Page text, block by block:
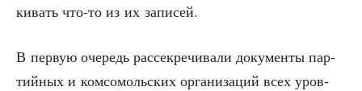
ки­вать что-то из их записей.
В первую оче­редь рас­сек­ре­чи­ва­ли доку­мен­ты пар­
тий­ных и ком­со­моль­ских орга­ни­за­ций всех уров­